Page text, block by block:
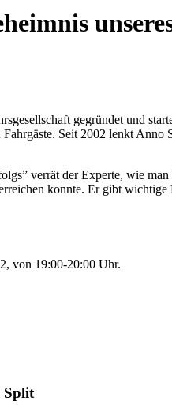
gegründet und
Seit 2002 lenkt Anno
verrät der Experte, wie
konnte. Er gibt
von 19:00-20:00 Uhr.
Split